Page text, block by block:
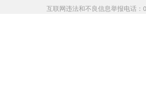
互联网违法和不良信息举报电话